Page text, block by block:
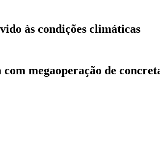
às condições climáticas
megaoperação de